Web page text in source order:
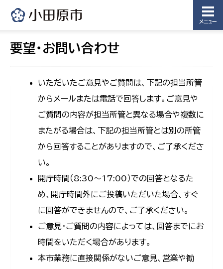
メニュー
要望・お問い合わせ
いただいたご意見やご質問は、下記の担当所管
からメールまたは電話で回答します。ご意見や
ご質問の内容が担当所管と異なる場合や複数に
またがる場合は、下記の担当所管とは別の所管
から回答することがありますので、ご了承くださ
い。
開庁時間（8:30〜17:00）での回答となるた
め、開庁時間外にご投稿いただいた場合、すぐ
に回答ができませんので、ご了承ください。
ご意見・ご質問の内容によっては、回答までにお
時間をいただく場合があります。
本市業務に直接関係がないご意見、営業や勧